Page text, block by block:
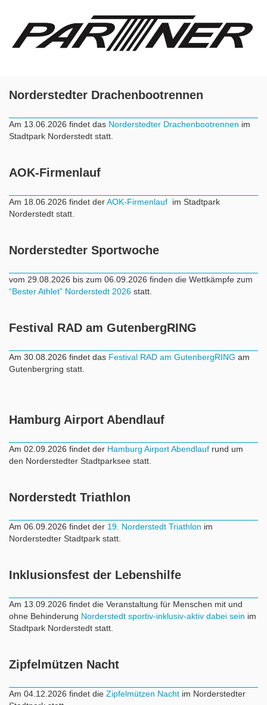
Norderstedter Drachenbootrennen
Am 13.06.2026 findet das Norderstedter Drachenbootrennen im
Stadtpark Norderstedt statt.
AOK-Firmenlauf
Am 18.06.2026 findet derAOK-Firmenlauf im Stadtpark
Norderstedt statt.
Norderstedter Sportwoche
vom 29.08.2026 bis zum 06.09.2026 finden die Wettkämpfe zum
“Bester Athlet” Norderstedt 2026 statt.
Festival RAD am GutenbergRING
Am 30.08.2026 findet das Festival RAD am GutenbergRING am
Gutenbergring statt.
Hamburg Airport Abendlauf
Am 02.09.2026 findet der Hamburg Airport Abendlauf rund um
den Norderstedter Stadtparksee statt.
Norderstedt Triathlon
Am 06.09.2026 findet der 19. Norderstedt Triathlon im
Norderstedter Stadtpark statt.
Inklusionsfest der Lebenshilfe
Am 13.09.2026 findet die Veranstaltung für Menschen mit und
ohne Behinderung Norderstedt sportiv-inklusiv-aktiv dabei sein im
Stadtpark Norderstedt statt.
Zipfelmützen Nacht
Am 04.12.2026 findet die Zipfelmützen Nacht im Norderstedter